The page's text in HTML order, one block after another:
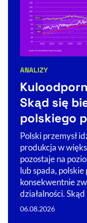
ANALIZY
Skąd się
polskiego
Polski przemysł
produkcja w
pozostaje na
lub spada,
konsekwentnie
działalności.
06.08.2026